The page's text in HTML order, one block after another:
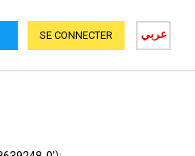
عربي SE CONNECTER